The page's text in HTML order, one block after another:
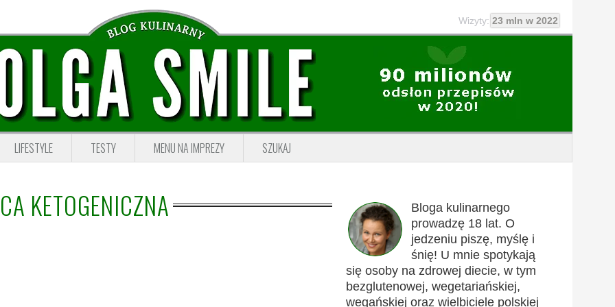
Wizyty: 23 mln w 2022
LIFESTYLE TESTY MENU NA IMPREZY SZUKAJ
KETOGENICZNA
Bloga kulinarnego
prowadzę 18 lat. O
jedzeniu piszę, myślę i
śnię! U mnie spotykają
się osoby na zdrowej diecie, w tym
bezglutenowej, wegetariańskiej,
wegańskiej oraz wielbiciele polskiej